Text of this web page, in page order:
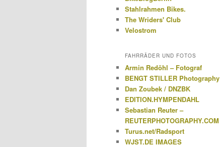
Stahlrahmen Bikes.
The Wriders' Club
Velostrom
FAHRRÄDER UND FOTOS
Armin Redöhl – Fotograf
BENGT STILLER Photography
Dan Zoubek / DNZBK
EDITION.HYMPENDAHL
Sebastian Reuter –
REUTERPHOTOGRAPHY.COM
Turus.net/Radsport
WJST.DE IMAGES